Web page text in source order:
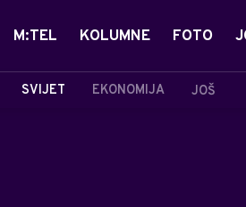
SVIJET EKONOMIJA JOŠ
M:TEL KOLUMNE FOTO